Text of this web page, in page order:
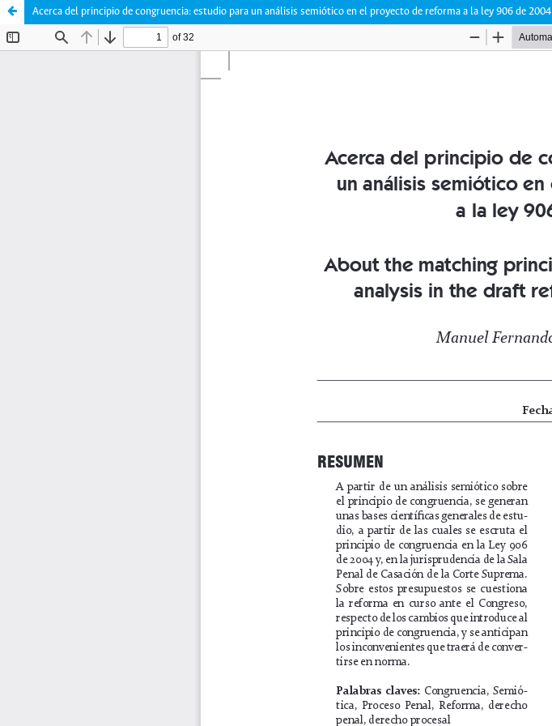
Acerca del principio de congruencia: estudio para un análisis semiótico en el proyecto de reforma a la ley 906 de 2004